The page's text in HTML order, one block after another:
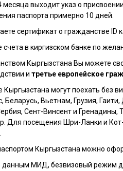
месяца выходит указ о
паспорта примерно 10 дней.
сертификат о гражданстве ID
счета в киргизском банке по
Кыргызстана Вы можете
и третье европейское
Кыргызстана могут поехать без
Беларусь, Вьетнам, Грузия,
Сент-Винсент и
Для посещения Шри-Ланки и
Кыргызстана можно
данным МИД, безвизовый режим